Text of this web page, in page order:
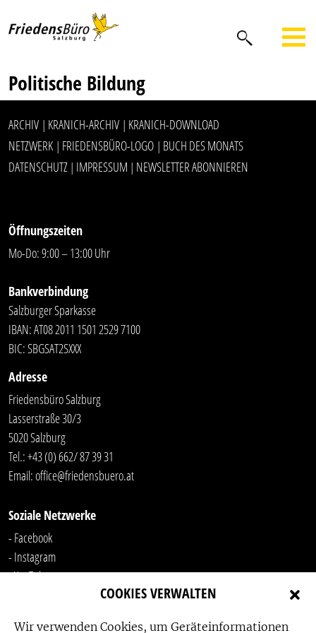
COOKIES VERWALTEN
Wir verwenden Cookies, um Geräteinformationen
Politische Bildung
ARCHIV | KRANICH-ARCHIV | KRANICH-DOWNLOAD
NETZWERK | FRIEDENSBÜRO-LOGO | BUCH DES MONATS
DATENSCHUTZ | IMPRESSUM | NEWSLETTER ABONNIEREN
Öffnungszeiten
Mo-Do: 9:00 – 13:00 Uhr
Bankverbindung
Salzburger Sparkasse
IBAN: AT08 2011 1501 2529 7100
BIC: SBGSAT2SXXX
Adresse
Friedensbüro Salzburg
Lasserstraße 30/3
5020 Salzburg
Tel.:+43 (0) 662/ 87 39 31
Email:office@friedensbuero.at
Soziale Netzwerke
- Facebook
- Instagram
- YouTube